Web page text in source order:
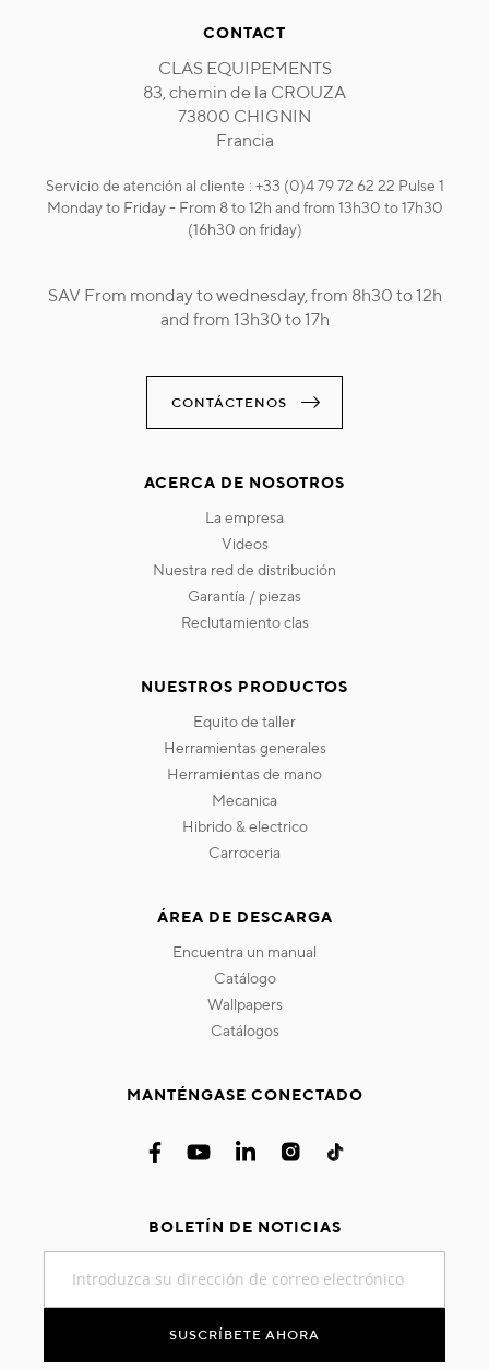
CONTACT
CLAS EQUIPEMENTS
83, chemin de la CROUZA
73800 CHIGNIN
Francia
Servicio de atención al cliente : +33 (0)4 79 72 62 22 Pulse 1
Monday to Friday - From 8 to 12h and from 13h30 to 17h30
(16h30 on friday)
SAV From monday to wednesday, from 8h30 to 12h
and from 13h30 to 17h
CONTÁCTENOS
ACERCA DE NOSOTROS
la empresa
videos
nuestra red de distribución
garantía / piezas
reclutamiento clas
NUESTROS PRODUCTOS
equito de taller
herramientas generales
herramientas de mano
mecanica
hibrido & electrico
carroceria
ÁREA DE DESCARGA
encuentra un manual
catálogo
wallpapers
catálogos
MANTÉNGASE CONECTADO
BOLETÍN DE NOTICIAS
nuestro
SUSCRÍBETE AHORA